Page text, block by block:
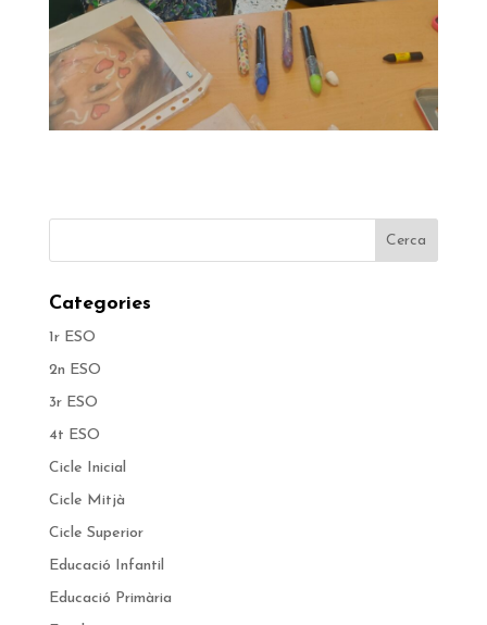
Categories
1r ESO
2n ESO
3r ESO
4t ESO
Cicle Inicial
Cicle Mitjà
Cicle Superior
Educació Infantil
Educació Primària